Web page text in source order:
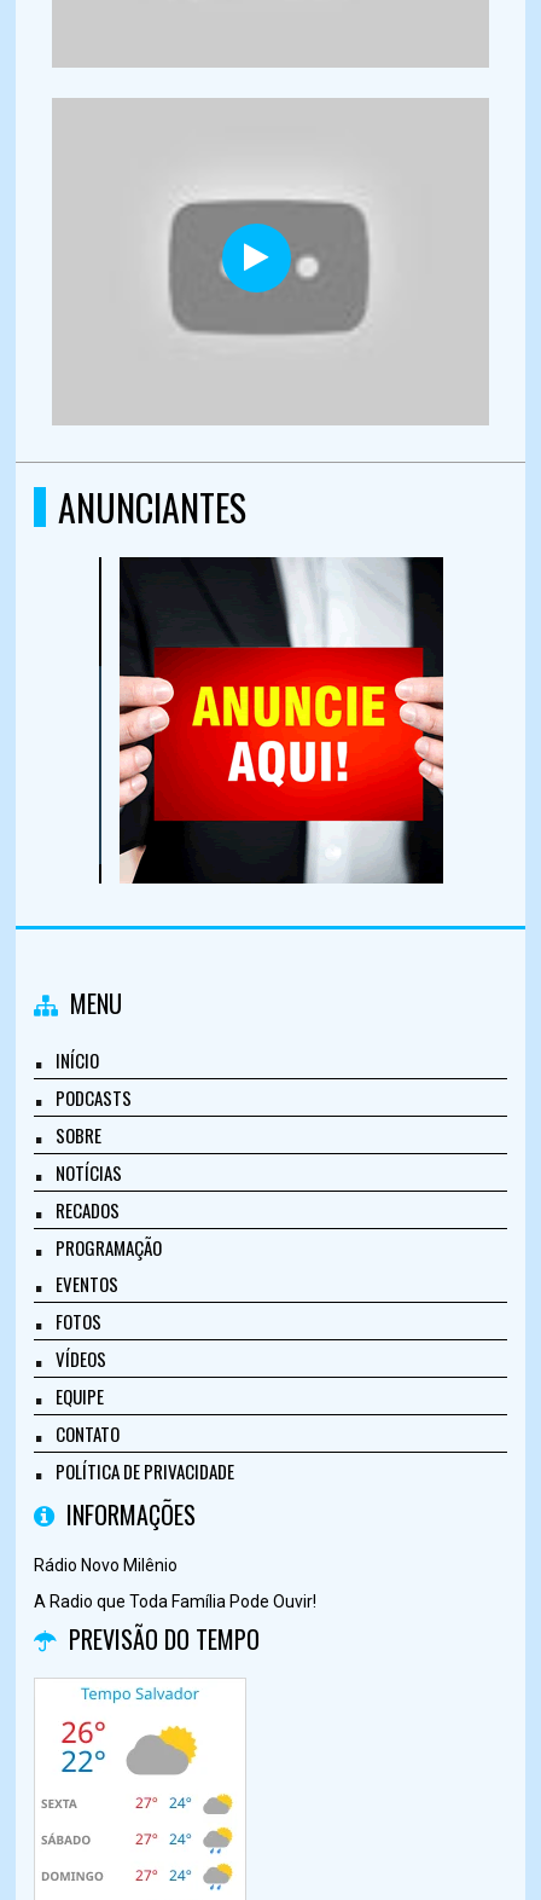
ANUNCIANTES
MENU
INÍCIO
PODCASTS
SOBRE
NOTÍCIAS
RECADOS
PROGRAMAÇÃO
EVENTOS
FOTOS
VÍDEOS
EQUIPE
CONTATO
POLÍTICA DE PRIVACIDADE
INFORMAÇÕES
Rádio Novo Milênio
A Radio que Toda Família Pode Ouvir!
PREVISÃO DO TEMPO